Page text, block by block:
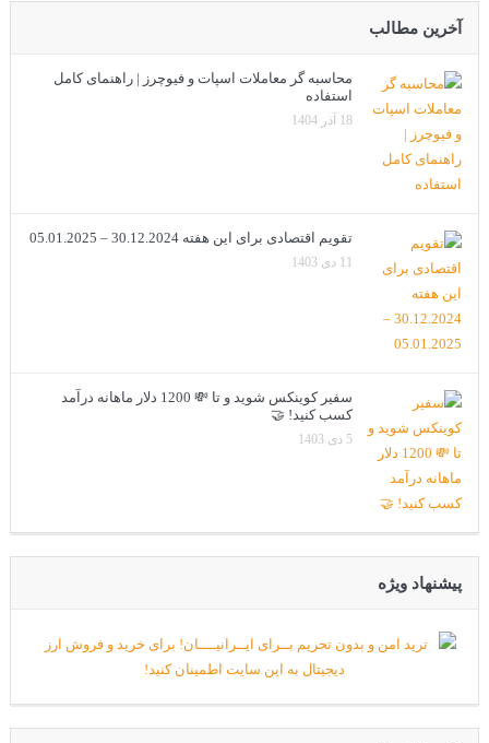
آخرین مطالب
محاسبه گر معاملات اسپات و فیوچرز | راهنمای کامل
استفاده
18 آذر 1404
تقویم اقتصادی برای این هفته 30.12.2024 – 05.01.2025
11 دی 1403
سفیر کوینکس شوید و تا 💸 1200 دلار ماهانه درآمد
کسب کنید! 🤝
5 دی 1403
پیشنهاد ویژه